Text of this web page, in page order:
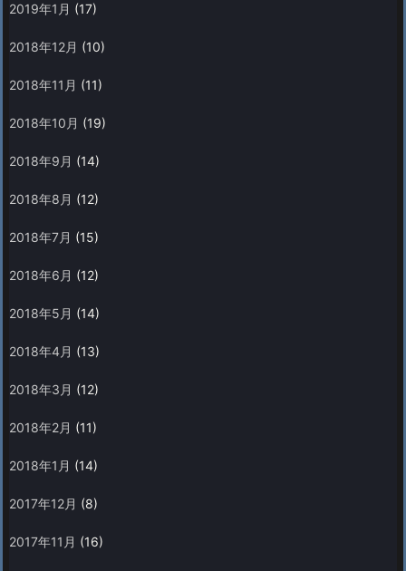
2019年1月 (17)
2018年12月 (10)
2018年11月 (11)
2018年10月 (19)
2018年9月 (14)
2018年8月 (12)
2018年7月 (15)
2018年6月 (12)
2018年5月 (14)
2018年4月 (13)
2018年3月 (12)
2018年2月 (11)
2018年1月 (14)
2017年12月 (8)
2017年11月 (16)